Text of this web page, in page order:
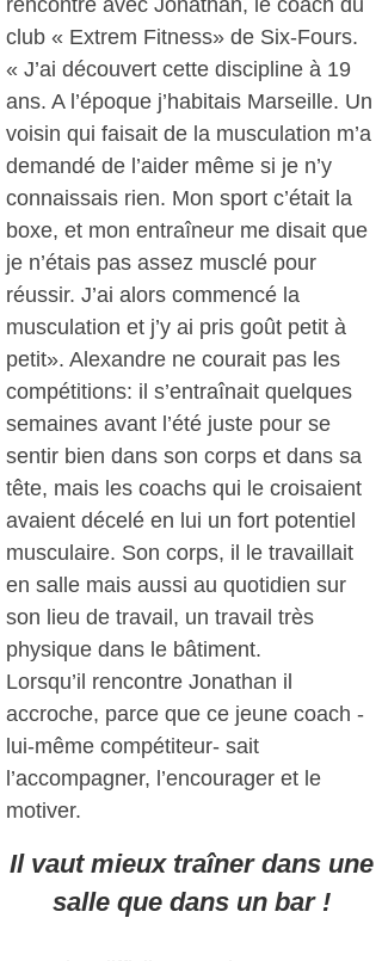
rencontre avec Jonathan, le coach du
club « Extrem Fitness» de Six-Fours.
« J’ai découvert cette discipline à 19
ans. A l’époque j’habitais Marseille. Un
voisin qui faisait de la musculation m’a
demandé de l’aider même si je n’y
connaissais rien. Mon sport c’était la
boxe, et mon entraîneur me disait que
je n’étais pas assez musclé pour
réussir. J’ai alors commencé la
musculation et j’y ai pris goût petit à
petit». Alexandre ne courait pas les
compétitions: il s’entraînait quelques
semaines avant l’été juste pour se
sentir bien dans son corps et dans sa
tête, mais les coachs qui le croisaient
avaient décelé en lui un fort potentiel
musculaire. Son corps, il le travaillait
en salle mais aussi au quotidien sur
son lieu de travail, un travail très
physique dans le bâtiment.
Lorsqu’il rencontre Jonathan il
accroche, parce que ce jeune coach -
lui-même compétiteur- sait
l’accompagner, l’encourager et le
motiver.
Il vaut mieux traîner dans une
salle que dans un bar !